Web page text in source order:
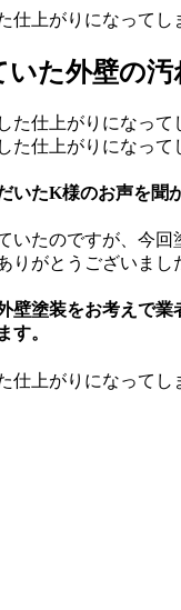
仕上がりになってし
た外壁の
いたK様のお声を聞
いたのですが、今回
りがとうございまし
壁塗装をお考えで業
す。
仕上がりになって